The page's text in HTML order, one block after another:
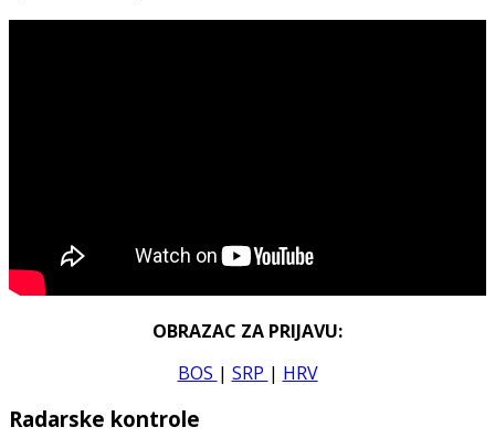
OBRAZAC ZA PRIJAVU:
BOS | SRP | HRV
Radarske kontrole